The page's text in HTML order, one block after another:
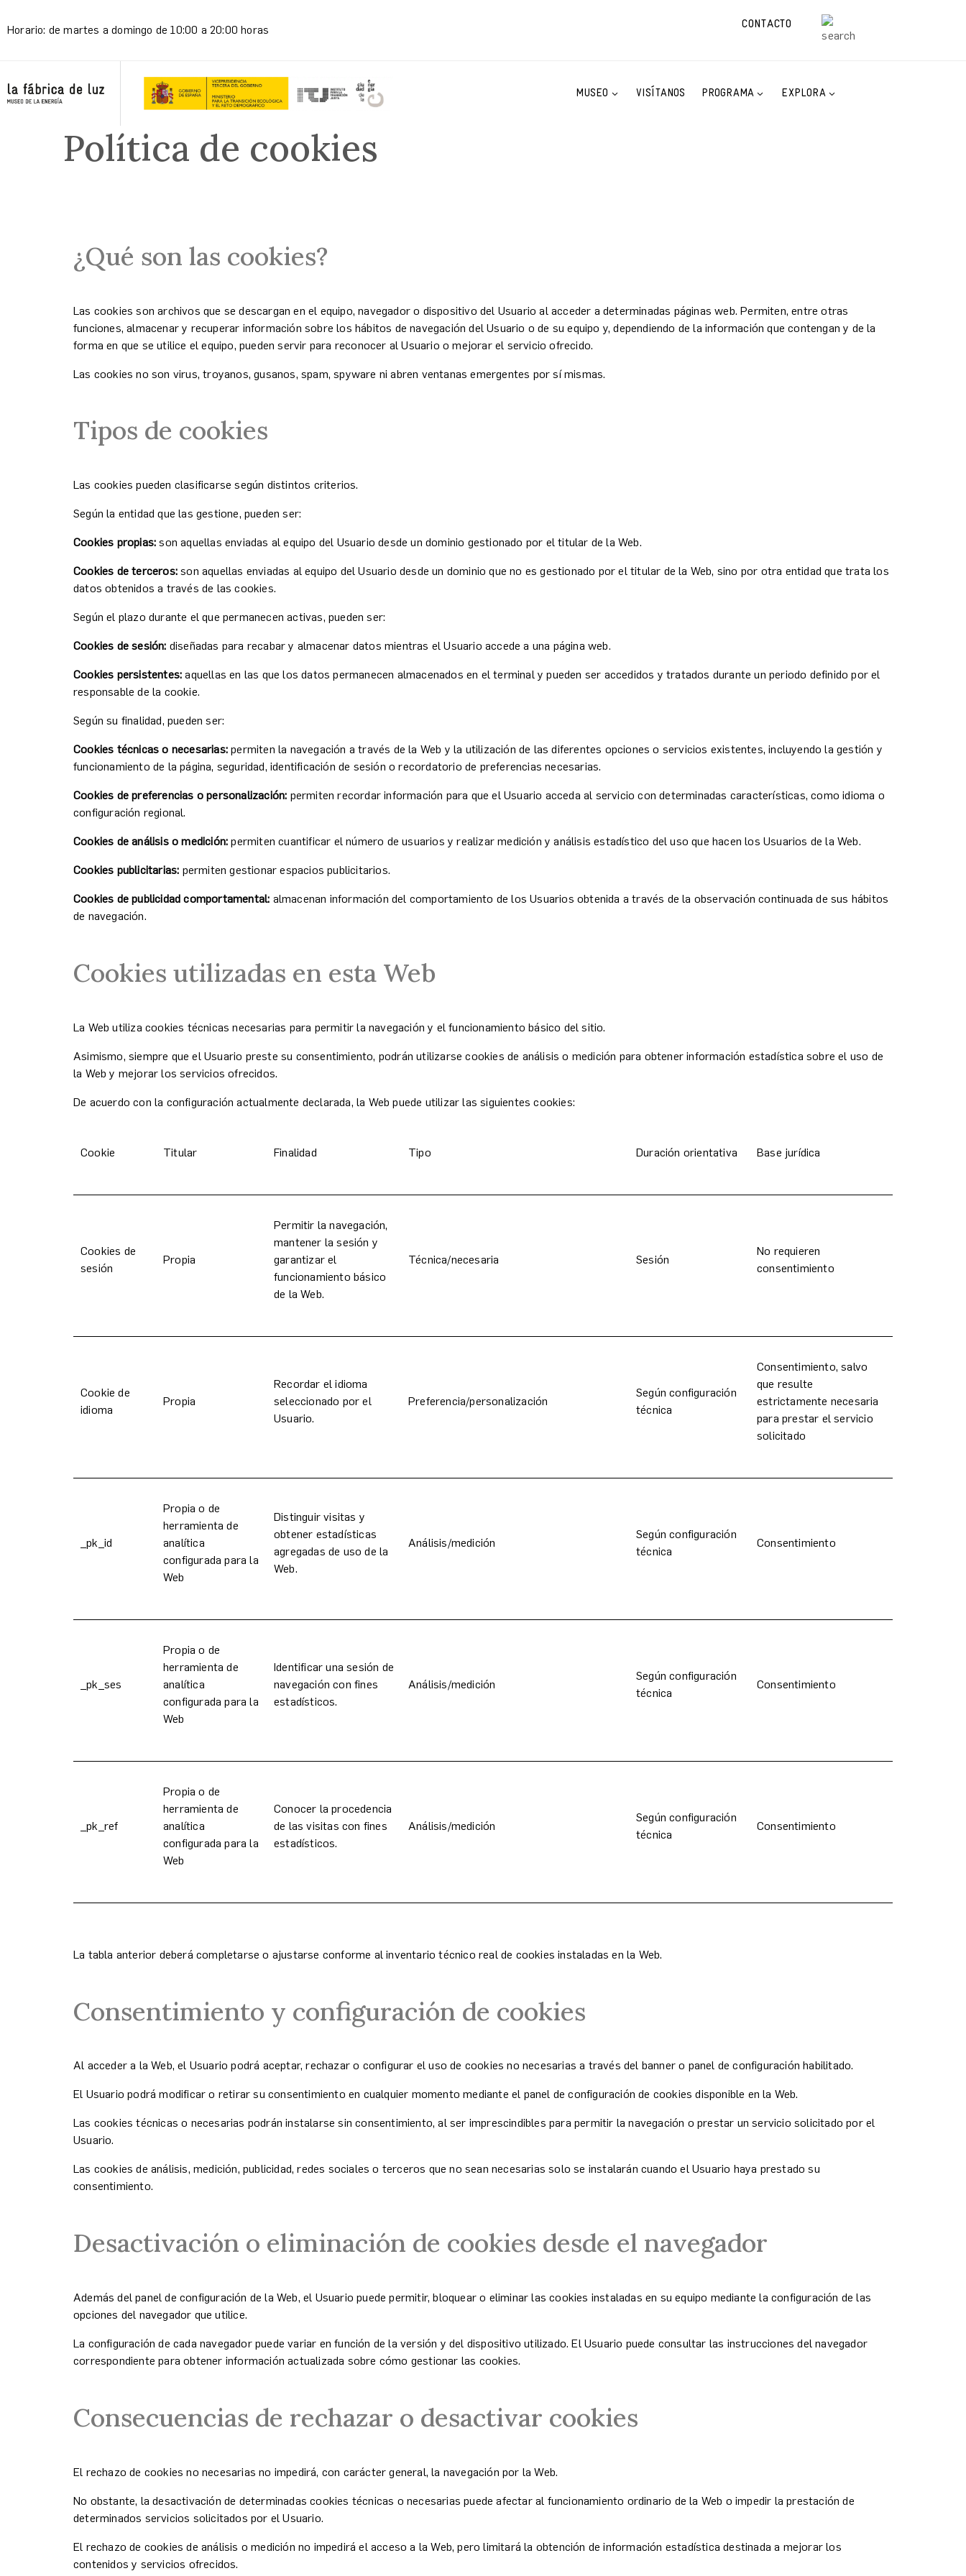
Horario: de martes a domingo de 10:00 a 20:00 horas CONTACTO
MUSEO VISÍTANOS PROGRAMA EXPLORA
Política de cookies
¿Qué son las cookies?
Las cookies son archivos que se descargan en el equipo, navegador o dispositivo del Usuario al acceder a determinadas páginas web. Permiten, entre otras
funciones, almacenar y recuperar información sobre los hábitos de navegación del Usuario o de su equipo y, dependiendo de la información que contengan y de la
forma en que se utilice el equipo, pueden servir para reconocer al Usuario o mejorar el servicio ofrecido.
Las cookies no son virus, troyanos, gusanos, spam, spyware ni abren ventanas emergentes por sí mismas.
Tipos de cookies
Las cookies pueden clasificarse según distintos criterios.
Según la entidad que las gestione, pueden ser:
Cookies propias: son aquellas enviadas al equipo del Usuario desde un dominio gestionado por el titular de la Web.
Cookies de terceros: son aquellas enviadas al equipo del Usuario desde un dominio que no es gestionado por el titular de la Web, sino por otra entidad que trata los
datos obtenidos a través de las cookies.
Según el plazo durante el que permanecen activas, pueden ser:
Cookies de sesión: diseñadas para recabar y almacenar datos mientras el Usuario accede a una página web.
Cookies persistentes: aquellas en las que los datos permanecen almacenados en el terminal y pueden ser accedidos y tratados durante un periodo definido por el
responsable de la cookie.
Según su finalidad, pueden ser:
Cookies técnicas o necesarias: permiten la navegación a través de la Web y la utilización de las diferentes opciones o servicios existentes, incluyendo la gestión y
funcionamiento de la página, seguridad, identificación de sesión o recordatorio de preferencias necesarias.
Cookies de preferencias o personalización: permiten recordar información para que el Usuario acceda al servicio con determinadas características, como idioma o
configuración regional.
Cookies de análisis o medición: permiten cuantificar el número de usuarios y realizar medición y análisis estadístico del uso que hacen los Usuarios de la Web.
Cookies publicitarias: permiten gestionar espacios publicitarios.
Cookies de publicidad comportamental: almacenan información del comportamiento de los Usuarios obtenida a través de la observación continuada de sus hábitos
de navegación.
Cookies utilizadas en esta Web
La Web utiliza cookies técnicas necesarias para permitir la navegación y el funcionamiento básico del sitio.
Asimismo, siempre que el Usuario preste su consentimiento, podrán utilizarse cookies de análisis o medición para obtener información estadística sobre el uso de
la Web y mejorar los servicios ofrecidos.
De acuerdo con la configuración actualmente declarada, la Web puede utilizar las siguientes cookies:
Cookie Titular Finalidad Tipo Duración orientativa Base jurídica
Cookies de
sesión
Propia
Permitir la navegación,
mantener la sesión y
garantizar el
funcionamiento básico
de la Web.
Técnica/necesaria Sesión
No requieren
consentimiento
Cookie de
idioma
Propia
Recordar el idioma
seleccionado por el
Usuario.
Preferencia/personalización
Según configuración
técnica
Consentimiento, salvo
que resulte
estrictamente necesaria
para prestar el servicio
solicitado
_pk_id
Propia o de
herramienta de
analítica
configurada para la
Web
Distinguir visitas y
obtener estadísticas
agregadas de uso de la
Web.
Análisis/medición
Según configuración
técnica
Consentimiento
_pk_ses
Propia o de
herramienta de
analítica
configurada para la
Web
Identificar una sesión de
navegación con fines
estadísticos.
Análisis/medición
Según configuración
técnica
Consentimiento
_pk_ref
Propia o de
herramienta de
analítica
configurada para la
Web
Conocer la procedencia
de las visitas con fines
estadísticos.
Análisis/medición
Según configuración
técnica
Consentimiento
La tabla anterior deberá completarse o ajustarse conforme al inventario técnico real de cookies instaladas en la Web.
Consentimiento y configuración de cookies
Al acceder a la Web, el Usuario podrá aceptar, rechazar o configurar el uso de cookies no necesarias a través del banner o panel de configuración habilitado.
El Usuario podrá modificar o retirar su consentimiento en cualquier momento mediante el panel de configuración de cookies disponible en la Web.
Las cookies técnicas o necesarias podrán instalarse sin consentimiento, al ser imprescindibles para permitir la navegación o prestar un servicio solicitado por el
Usuario.
Las cookies de análisis, medición, publicidad, redes sociales o terceros que no sean necesarias solo se instalarán cuando el Usuario haya prestado su
consentimiento.
Desactivación o eliminación de cookies desde el navegador
Además del panel de configuración de la Web, el Usuario puede permitir, bloquear o eliminar las cookies instaladas en su equipo mediante la configuración de las
opciones del navegador que utilice.
La configuración de cada navegador puede variar en función de la versión y del dispositivo utilizado. El Usuario puede consultar las instrucciones del navegador
correspondiente para obtener información actualizada sobre cómo gestionar las cookies.
Consecuencias de rechazar o desactivar cookies
El rechazo de cookies no necesarias no impedirá, con carácter general, la navegación por la Web.
No obstante, la desactivación de determinadas cookies técnicas o necesarias puede afectar al funcionamiento ordinario de la Web o impedir la prestación de
determinados servicios solicitados por el Usuario.
El rechazo de cookies de análisis o medición no impedirá el acceso a la Web, pero limitará la obtención de información estadística destinada a mejorar los
contenidos y servicios ofrecidos.